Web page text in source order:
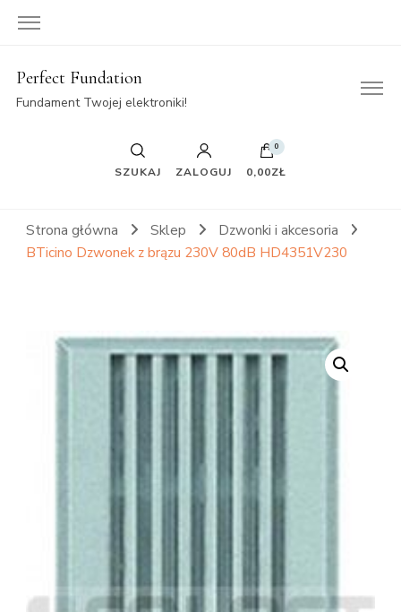
Perfect Fundation
Fundament Twojej elektroniki!
SZUKAJ ZALOGUJ
0
0,00ZŁ
Strona główna Sklep
Dzwonki i akcesoria
BTicino Dzwonek z brązu 230V 80dB HD4351V230